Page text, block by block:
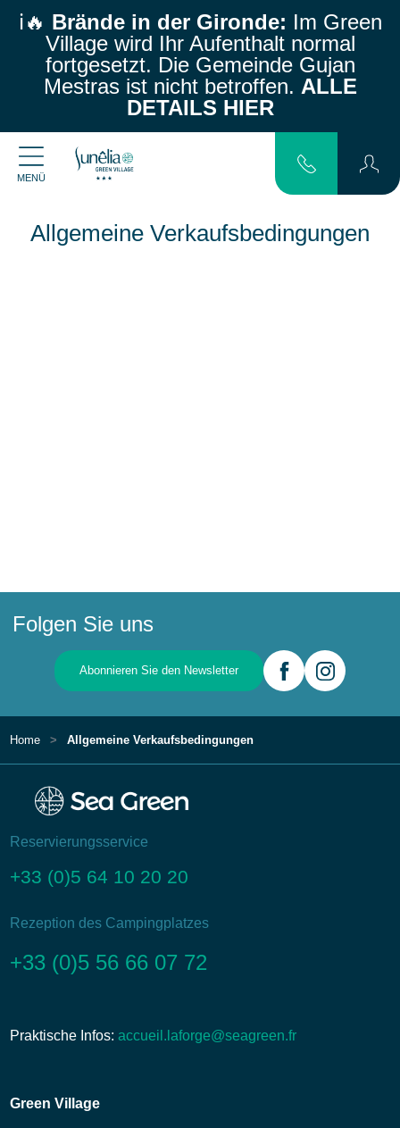
ℹ️🔥 Brände in der Gironde: Im Green
Village wird Ihr Aufenthalt normal
fortgesetzt. Die Gemeinde Gujan
Mestras ist nicht betroffen. ALLE
DETAILS HIER
MENÜ
Allgemeine Verkaufsbedingungen
Folgen Sie uns
Abonnieren Sie den Newsletter
Home Allgemeine Verkaufsbedingungen
Reservierungsservice
+33 (0)5 64 10 20 20
Rezeption des Campingplatzes
+33 (0)5 56 66 07 72
Praktische Infos: accueil.laforge@seagreen.fr
Green Village